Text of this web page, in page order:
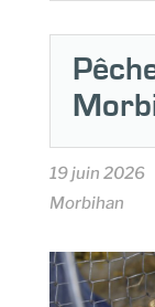
19 juin 2026
Morbihan